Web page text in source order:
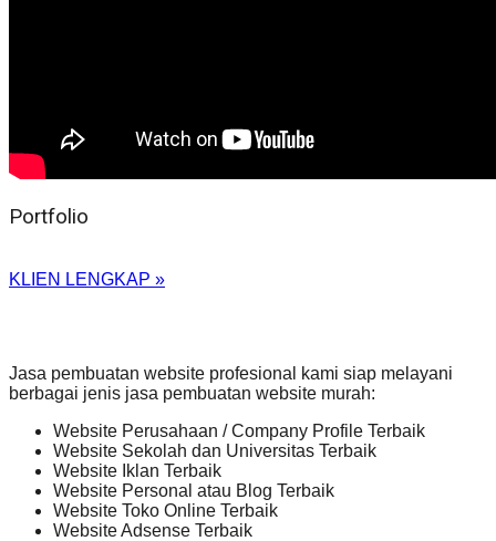
Portfolio
KLIEN LENGKAP »
Jasa pembuatan website profesional kami siap melayani
berbagai jenis jasa pembuatan website murah:
Website Perusahaan / Company Profile Terbaik
Website Sekolah dan Universitas Terbaik
Website Iklan Terbaik
Website Personal atau Blog Terbaik
Website Toko Online Terbaik
Website Adsense Terbaik